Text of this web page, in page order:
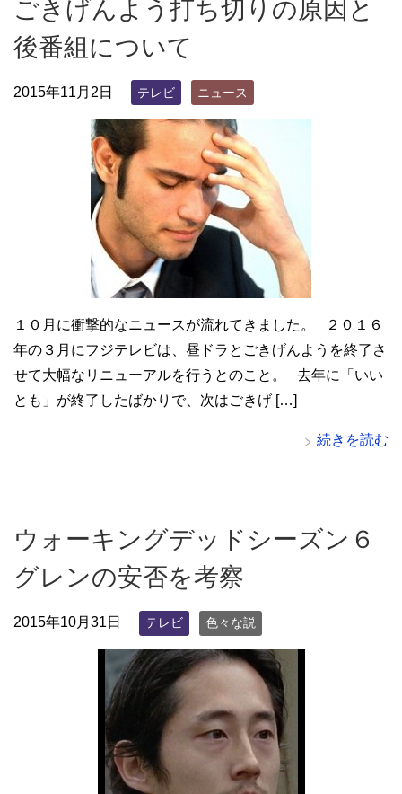
ごきげんよう打ち切りの原因と
後番組について
2015年11月2日 テレビ ニュース
１０月に衝撃的なニュースが流れてきました。 ２０１６
年の３月にフジテレビは、昼ドラとごきげんようを終了さ
せて大幅なリニューアルを行うとのこと。 去年に「いい
とも」が終了したばかりで、次はごきげ […]
続きを読む
ウォーキングデッドシーズン６
グレンの安否を考察
2015年10月31日 テレビ 色々な説